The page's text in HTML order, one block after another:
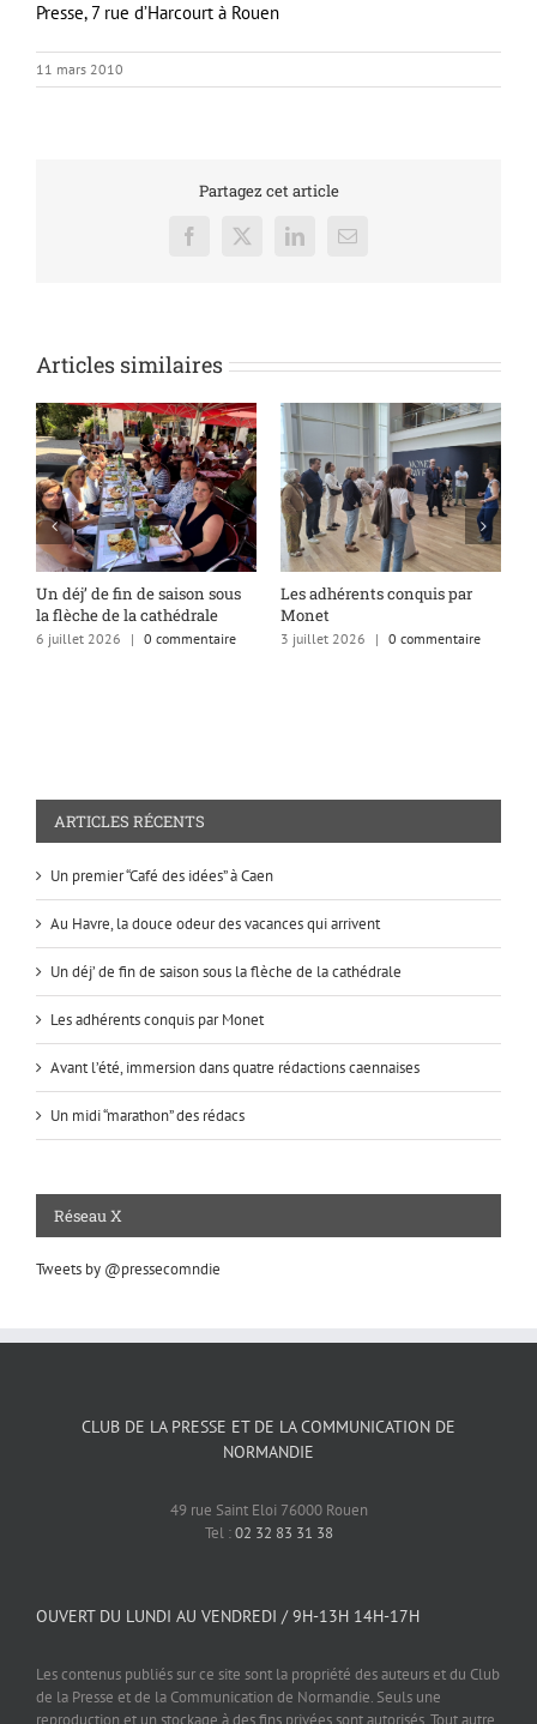
Presse, 7 rue d’Harcourt à Rouen
11 mars 2010
Partagez cet article
Facebook
X LinkedInEmail
Articles similaires
Un déj’ de fin de saison sous
la flèche de la cathédrale
6 juillet 2026 | 0 commentaire
Les adhérents conquis par
Monet
3 juillet 2026 | 0 commentaire
ARTICLES RÉCENTS
Un premier “Café des idées” à Caen
Au Havre, la douce odeur des vacances qui arrivent
Un déj’ de fin de saison sous la flèche de la cathédrale
Les adhérents conquis par Monet
Avant l’été, immersion dans quatre rédactions caennaises
Un midi “marathon” des rédacs
Réseau X
Tweets by @pressecomndie
CLUB DE LA PRESSE ET DE LA COMMUNICATION DE
NORMANDIE
49 rue Saint Eloi 76000 Rouen
Tel :02 32 83 31 38
OUVERT DU LUNDI AU VENDREDI / 9H-13H 14H-17H
Les contenus publiés sur ce site sont la propriété des auteurs et du Club
de la Presse et de la Communication de Normandie. Seuls une
reproduction et un stockage à des fins privées sont autorisés. Tout autre